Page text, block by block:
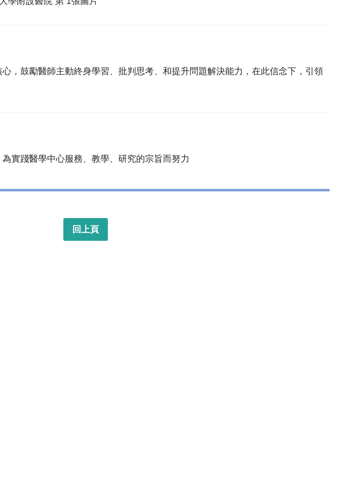
，鼓勵醫師主動終身學習、批判思考、和提升問題解決能力，在此信念下，引領
實踐醫學中心服務、教學、研究的宗旨而努力
回上頁